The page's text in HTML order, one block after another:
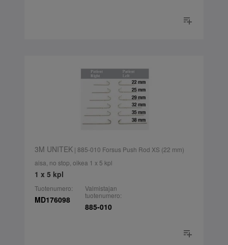
3M UNITEK| 885-010 Forsus Push Rod XS (22 mm)
aisa, no stop, oikea 1 x 5 kpl
1 x 5 kpl
Tuotenumero:
MD176098
Valmistajan
tuotenumero:
885-010